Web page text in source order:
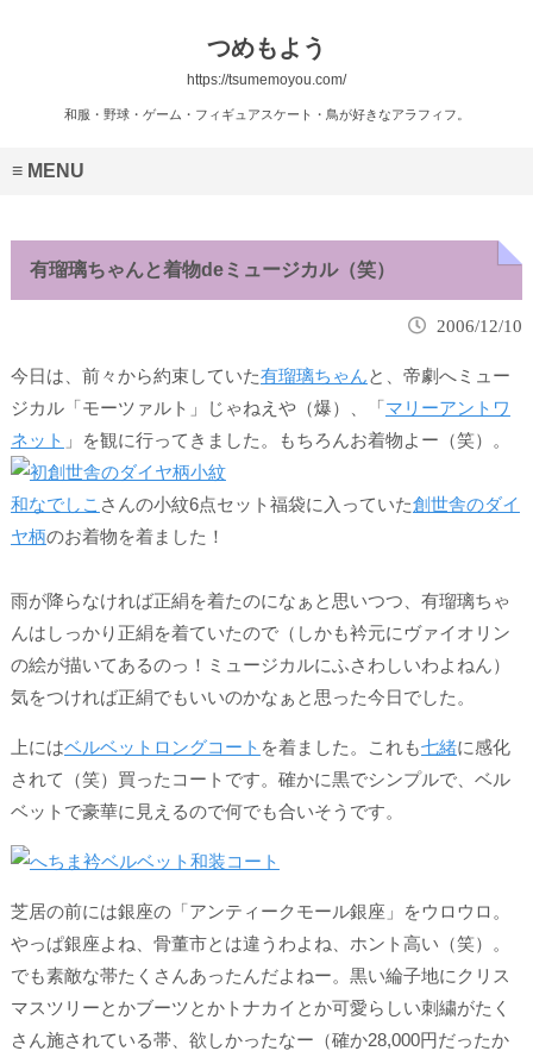
つめもよう
https://tsumemoyou.com/
和服・野球・ゲーム・フィギュアスケート・鳥が好きなアラフィフ。
MENU
有瑠璃ちゃんと着物deミュージカル（笑）
2006/12/10
今日は、前々から約束していた有瑠璃ちゃんと、帝劇へミュー
ジカル「モーツァルト」じゃねえや（爆）、「マリーアントワ
ネット 」を観に行ってきました。もちろんお着物よー（笑）。
和なでしこ さんの小紋6点セット福袋に入っていた創世舎のダイ
ヤ柄のお着物を着ました！
雨が降らなければ正絹を着たのになぁと思いつつ、有瑠璃ちゃ
んはしっかり正絹を着ていたので（しかも衿元にヴァイオリン
の絵が描いてあるのっ！ミュージカルにふさわしいわよねん）
気をつければ正絹でもいいのかなぁと思った今日でした。
上にはベルベットロングコート を着ました。これも七緒に感化
されて（笑）買ったコートです。確かに黒でシンプルで、ベル
ベットで豪華に見えるので何でも合いそうです。
芝居の前には銀座の「アンティークモール銀座」をウロウロ。
やっぱ銀座よね、骨董市とは違うわよね、ホント高い（笑）。
でも素敵な帯たくさんあったんだよねー。黒い綸子地にクリス
マスツリーとかブーツとかトナカイとか可愛らしい刺繍がたく
さん施されている帯、欲しかったなー（確か28,000円だったか